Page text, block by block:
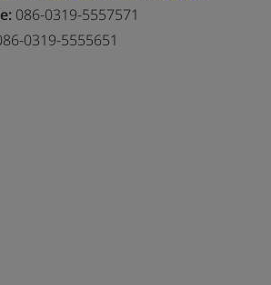
086-0319-5557571
0319-5555651